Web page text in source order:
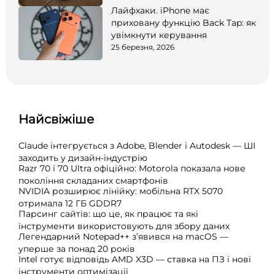
Лайфхаки. iPhone має
приховану функцію Back Tap: як
увімкнути керування
25 березня, 2026
Найсвіжіше
Claude інтегрується з Adobe, Blender і Autodesk — ШІ
заходить у дизайн-індустрію
Razr 70 і 70 Ultra офіційно: Motorola показала нове
покоління складаних смартфонів
NVIDIA розширює лінійку: мобільна RTX 5070
отримала 12 ГБ GDDR7
Парсинг сайтів: що це, як працює та які
інструменти використовують для збору даних
Легендарний Notepad++ з’явився на macOS —
уперше за понад 20 років
Intel готує відповідь AMD X3D — ставка на ПЗ і нові
інструменти оптимізації